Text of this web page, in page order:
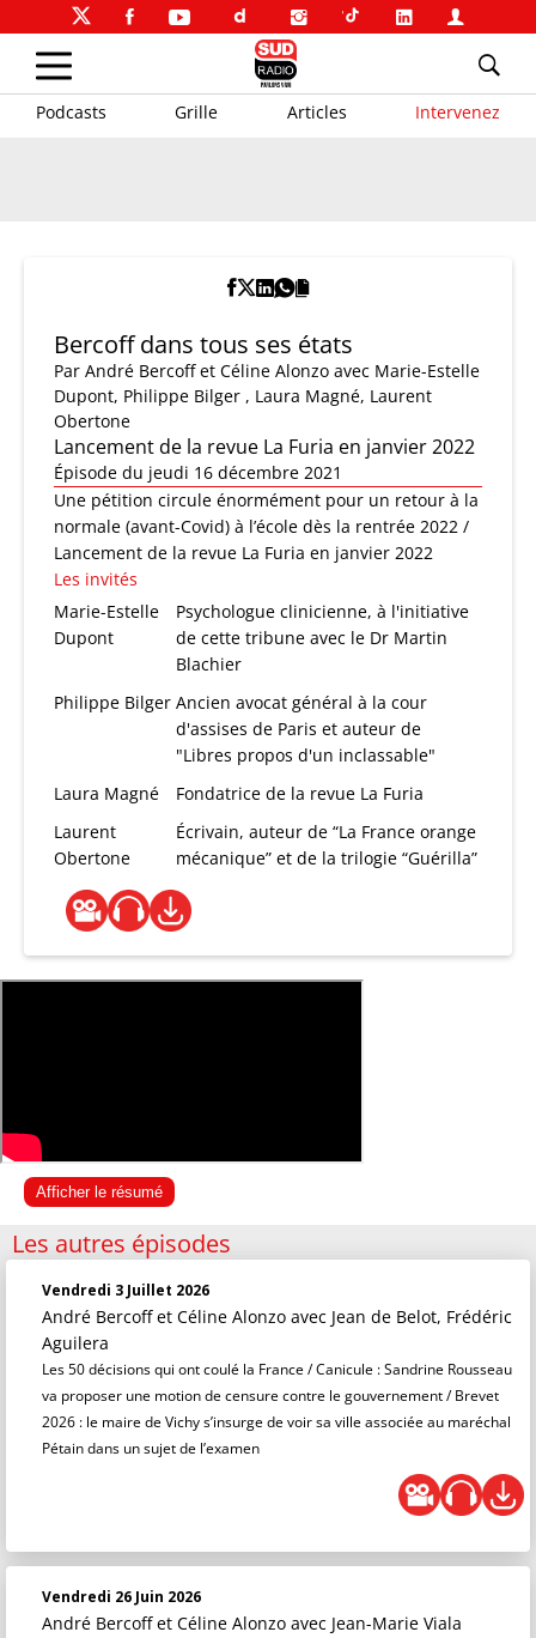
Podcasts Grille Articles Intervenez
Bercoff dans tous ses états
Par André Bercoff et Céline Alonzo avec Marie-Estelle
Dupont, Philippe Bilger , Laura Magné, Laurent
Obertone
Lancement de la revue La Furia en janvier 2022
Épisode du jeudi 16 décembre 2021
Une pétition circule énormément pour un retour à la
normale (avant-Covid) à l’école dès la rentrée 2022 /
Lancement de la revue La Furia en janvier 2022
Les invités
Marie-Estelle
Dupont
Psychologue clinicienne, à l'initiative
de cette tribune avec le Dr Martin
Blachier
Philippe Bilger Ancien avocat général à la cour
d'assises de Paris et auteur de
"Libres propos d'un inclassable"
Laura Magné
Fondatrice de la revue La Furia
Laurent
Obertone
Écrivain, auteur de “La France orange
mécanique” et de la trilogie “Guérilla”
Afficher le résumé
Les autres épisodes
Vendredi 3 Juillet 2026
André Bercoff et Céline Alonzo avec Jean de Belot, Frédéric
Aguilera
Les 50 décisions qui ont coulé la France / Canicule : Sandrine Rousseau
va proposer une motion de censure contre le gouvernement / Brevet
2026 : le maire de Vichy s’insurge de voir sa ville associée au maréchal
Pétain dans un sujet de l’examen
Vendredi 26 Juin 2026
André Bercoff et Céline Alonzo avec Jean-Marie Viala